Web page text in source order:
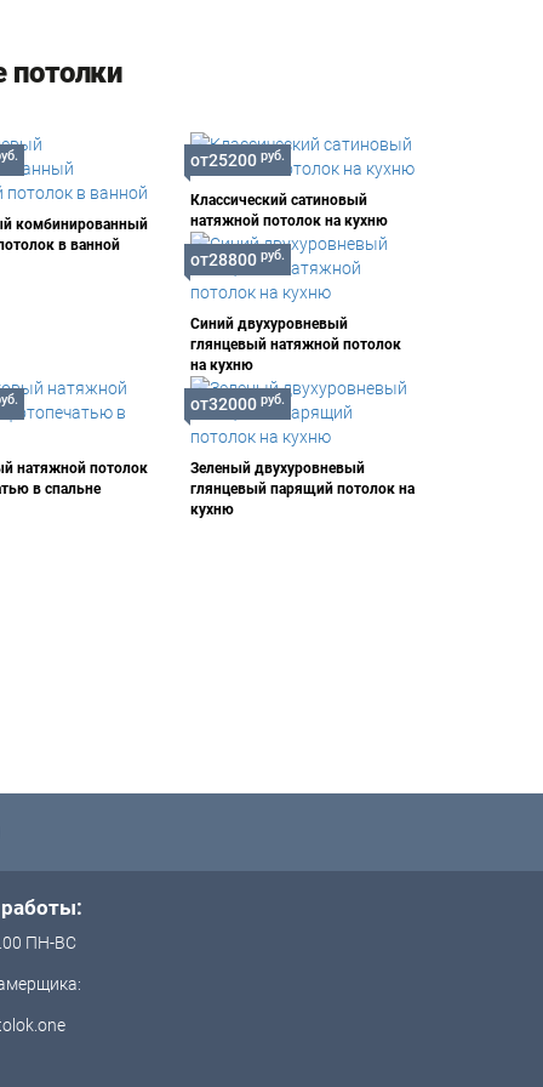
комбинированный
в ванной
Классический сатиновый
натяжной потолок на кухню
от25200 руб.
Синий двухуровневый
глянцевый натяжной потолок
на кухню
от28800 руб.
натяжной потолок
в спальне
Зеленый двухуровневый
глянцевый парящий потолок на
кухню
от32000 руб.
ПН-ВС